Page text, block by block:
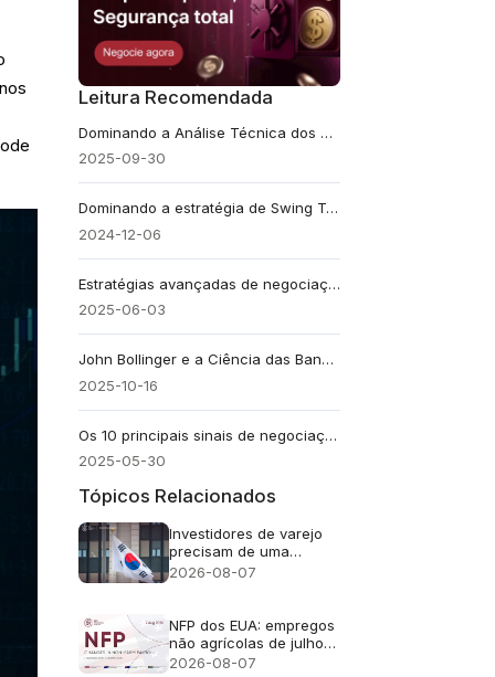
Leitura Recomendada
Dominando a Análise Técnica dos Mercados Financeiros
2025-09-30
Dominando a estratégia de Swing Trading
2024-12-06
Estratégias avançadas de negociação de ouro que todo trader deve conhecer
2025-06-03
John Bollinger e a Ciência das Bandas de Bollinger
2025-10-16
Os 10 principais sinais de negociação que todo trader deve conhecer em 2025
2025-05-30
Tópicos Relacionados
Investidores de varejo
precisam de uma
abordagem cuidadosa
da IA
2026-08-07
NFP dos EUA: empregos
não agrícolas de julho
de 2026 - Anterior: 57
2026-08-07